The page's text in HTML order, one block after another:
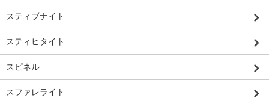
スティブナイト
スティヒタイト
スピネル
スファレライト